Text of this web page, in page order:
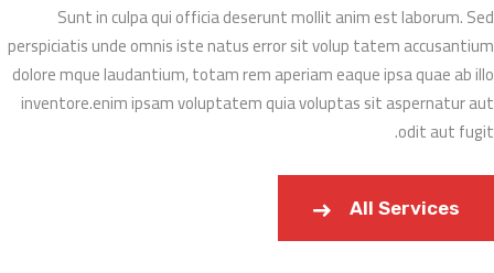
Sunt in culpa qui officia deserunt mollit anim est laborum. Sed
perspiciatis unde omnis iste natus error sit volup tatem accusantium
dolore mque laudantium, totam rem aperiam eaque ipsa quae ab illo
inventore.enim ipsam voluptatem quia voluptas sit aspernatur aut
odit aut fugit.
All Services